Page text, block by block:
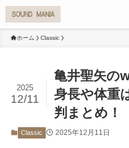
ホーム Classic
亀井聖矢の
身長や体重
判まとめ！
2025
12/11
Classic 2025年12月11日